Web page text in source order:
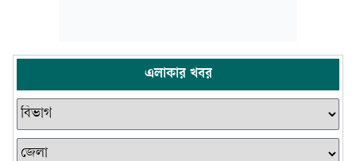
এলাকার খবর